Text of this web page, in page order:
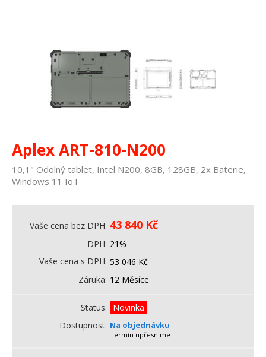
Aplex ART-810-N200
10,1" Odolný tablet, Intel N200, 8GB, 128GB, 2x Baterie,
Windows 11 IoT
Vaše cena bez DPH 43 840 Kč
DPH 21%
Vaše cena s DPH 53 046 Kč
Záruka 12 Měsíce
Status
Novinka
Dostupnost Na objednávku
Termín upřesníme